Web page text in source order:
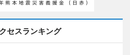
セスランキング